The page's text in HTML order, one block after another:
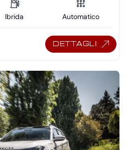
Ibrida Automatico
DETTAGLI